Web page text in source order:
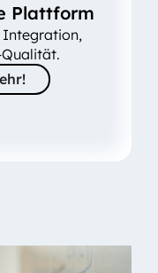
Plattform
Integration,
Qualität.